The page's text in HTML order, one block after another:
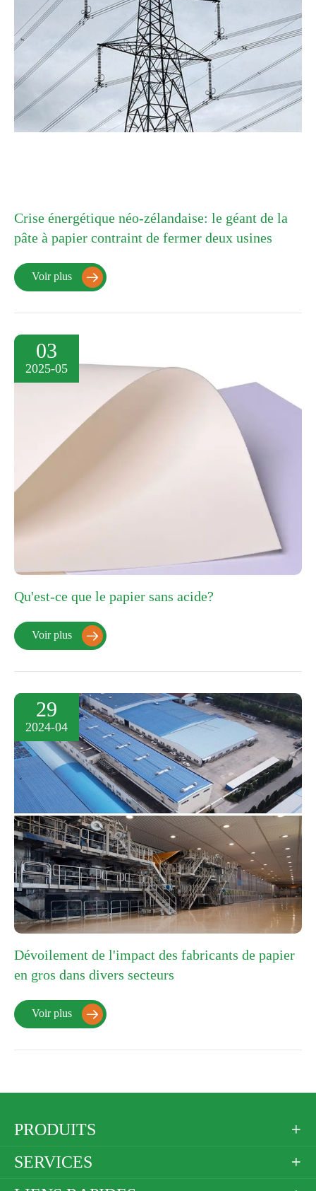
Crise énergétique néo-zélandaise: le géant de la
pâte à papier contraint de fermer deux usines
Voir plus 
03
2025-05
Qu'est-ce que le papier sans acide?
Voir plus 
29
2024-04
Dévoilement de l'impact des fabricants de papier
en gros dans divers secteurs
Voir plus 
PRODUITS 
SERVICES 